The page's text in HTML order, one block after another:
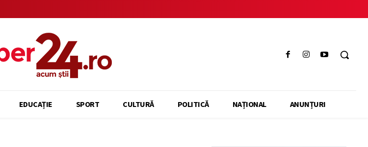
EDUCAȚIE SPORT CULTURĂ POLITICĂ NAȚIONAL ANUNȚURI